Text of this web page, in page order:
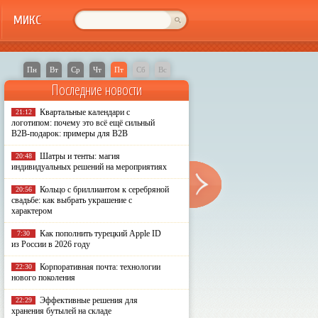
МИКС
Пн Вт Ср Чт Пт Сб Вс
Последние новости
21:12
Квартальные календари с
логотипом: почему это всё ещё сильный
B2B-подарок: примеры для B2B
20:48
Шатры и тенты: магия
индивидуальных решений на мероприятиях
20:56
Кольцо с бриллиантом к серебряной
свадьбе: как выбрать украшение с
характером
7:30
Как пополнить турецкий Apple ID
из России в 2026 году
22:30
Корпоративная почта: технологии
нового поколения
22:29
Эффективные решения для
хранения бутылей на складе